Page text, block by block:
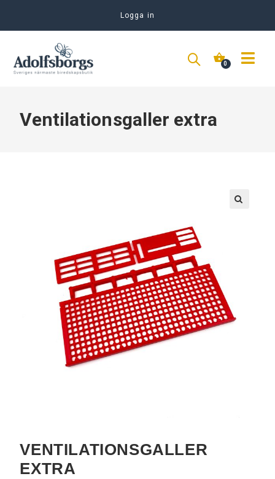
Logga in
Ventilationsgaller extra
VENTILATIONSGALLER
EXTRA